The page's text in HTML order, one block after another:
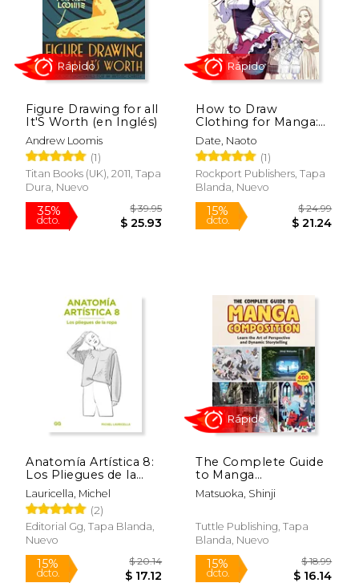
15%
dcto. $ 33.96
15%
dcto.
Figure Drawing for all
It'S Worth (en Inglés)
Andrew Loomis
(1)
Titan Books (UK), 2011, Tapa
Dura, Nuevo
35%
dcto. $ 25.93
Rápido
How to Draw
Clothing for Manga:
Learn to Draw
Amazing Outfits and
Creative Costumes
for Manga and Anime
- 35+ Outfits Side by
Photos (en Inglés)
Date, Naoto
(1)
Rockport Publishers, Tapa
Blanda, Nuevo
15%
dcto. $
Rápido
Anatomía Artística 8:
Los Pliegues de la
Ropa
Lauricella, Michel
(2)
Editorial Gg, Tapa Blanda,
Nuevo
The Complete Guide
to Manga
Composition: Learn
the Art of
Dynamic Storytelling
(Over 400
Inglés)
Matsuoka, Shinji
Tuttle Publishing, Tapa
Blanda, Nuevo